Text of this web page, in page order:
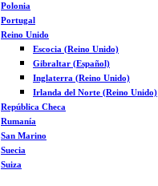
Polonia
Portugal
Reino Unido
Escocia (Reino Unido)
Gibraltar (Español)
Inglaterra (Reino Unido)
Irlanda del Norte (Reino Unido)
República Checa
Rumanía
San Marino
Suecia
Suiza